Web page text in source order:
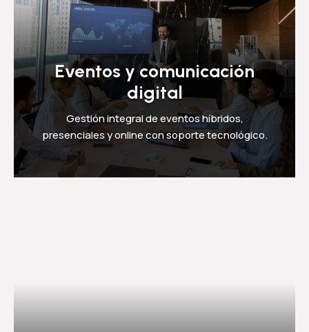
Eventos y comunicación
digital
Gestión integral de eventos híbridos,
presenciales y online con soporte tecnológico.